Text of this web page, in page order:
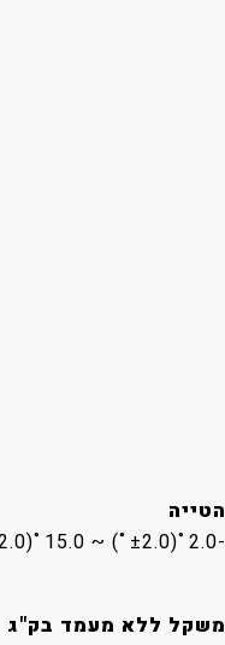
הטייה
-2.0˚(±2.0˚) ~ 15.0˚(±2.0˚)
משקל ללא מעמד בק"ג